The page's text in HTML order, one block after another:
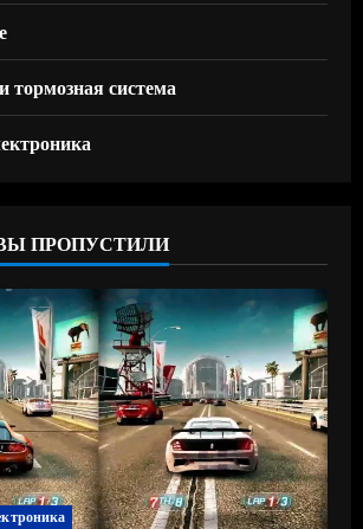
тормозная система
ПРОПУСТИЛИ